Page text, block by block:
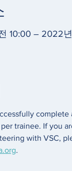
10:00 – 2022
complete
trainee. If you
with VSC,
.